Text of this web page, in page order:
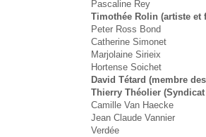
Pascaline Rey
Timothée Rolin (artiste et
Peter Ross Bond
Catherine Simonet
Marjolaine Sirieix
Hortense Soichet
David Tétard (membre
Thierry Théolier (Syndicat
Camille Van Haecke
Jean Claude Vannier
Verdée